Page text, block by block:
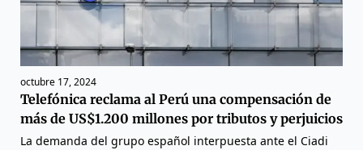
octubre 17, 2024
Telefónica reclama al Perú una compensación de
más de US$1.200 millones por tributos y perjuicios
La demanda del grupo español interpuesta ante el Ciadi